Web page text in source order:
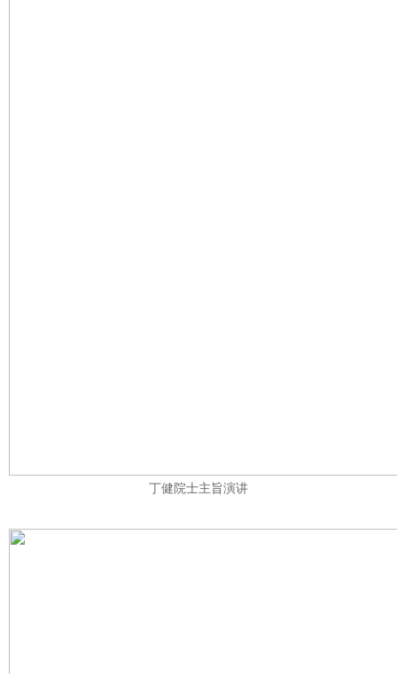
丁健院士主旨演讲